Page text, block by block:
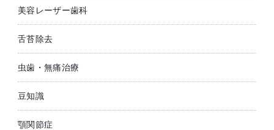
美容レーザー歯科
舌苔除去
虫歯・無痛治療
豆知識
顎関節症